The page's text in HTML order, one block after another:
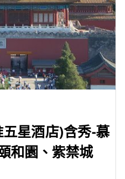
星酒店)含秀-慕
和園、紫禁城